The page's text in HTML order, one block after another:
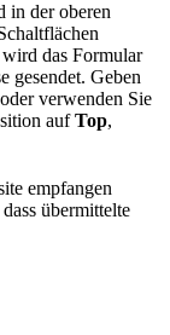
in der oberen
das Formular
gesendet. Geben
verwenden Sie
aufTop,
empfangen
übermittelte